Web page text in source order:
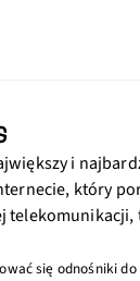
i
który
się odnośniki